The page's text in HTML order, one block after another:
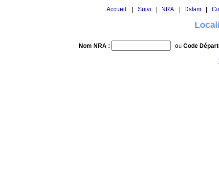
Accueil Suivi NRA Dslam
Nom NRA : ou Code